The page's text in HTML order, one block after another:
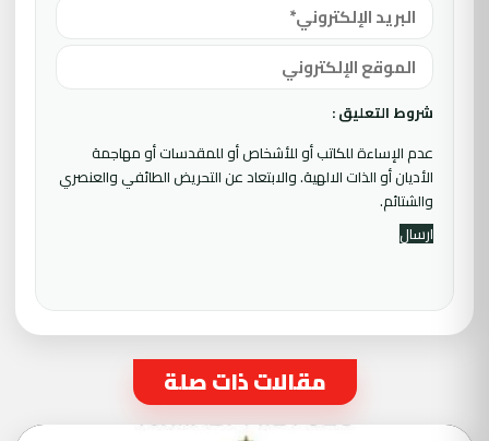
شروط التعليق :
عدم الإساءة للكاتب أو للأشخاص أو للمقدسات أو مهاجمة
الأديان أو الذات الالهية. والابتعاد عن التحريض الطائفي والعنصري
والشتائم.
مقالات ذات صلة